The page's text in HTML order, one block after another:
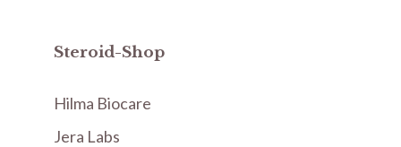
Steroid-Shop
Hilma Biocare
Jera Labs